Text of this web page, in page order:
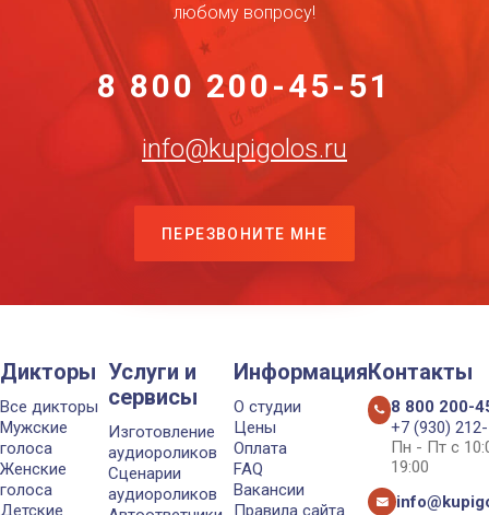
любому вопросу!
8 800 200-45-51
info@kupigolos.ru
ПЕРЕЗВОНИТЕ МНЕ
Дикторы
Все дикторы
Мужские
голоса
Женские
голоса
Детские
Услуги и
сервисы
Изготовление
аудиороликов
Сценарии
аудиороликов
Информация
О студии
Цены
Оплата
FAQ
Вакансии
Правила сайта
Контакты
8 800 200-
+7 (930)
Пн - Пт с
19:00